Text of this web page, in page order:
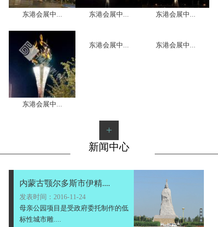
东港会展中... 东港会展中... 东港会展中...
东港会展中...
东港会展中... 东港会展中...
+
新闻中心
内蒙古颚尔多斯市伊精....
发表时间：2016-11-24
母亲公园项目是受政府委托制作的低
标性城市雕....